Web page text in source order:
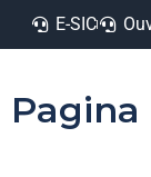
E-SIC
Pagina